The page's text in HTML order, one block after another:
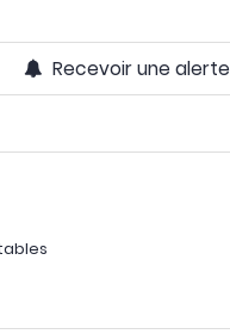
Recevoir une alerte